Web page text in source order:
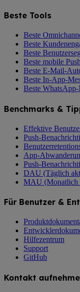
Beste Tools
Beste
Beste
Beste
Beste mobile
Beste E-Mail-
Beste In-App-
Beste
Benchmarks &
Effektive
Push-
App-
Push-
DAU (Täglich
MAU (Monatlich
Für Benutzer &
Hilfezentrum
Support
GitHub
Kontakt